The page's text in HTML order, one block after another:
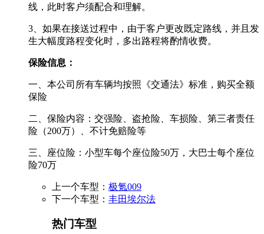
线，此时客户须配合和理解。
3、如果在接送过程中，由于客户更改既定路线，并且发
生大幅度路程变化时，多出路程将酌情收费。
保险信息：
一、本公司所有车辆均按照《交通法》标准，购买全额
保险
二、保险内容：交强险、盗抢险、车损险、第三者责任
险（200万）、不计免赔险等
三、座位险：小型车每个座位险50万，大巴士每个座位
险70万
上一个车型： 极氪009
下一个车型： 丰田埃尔法
热门车型